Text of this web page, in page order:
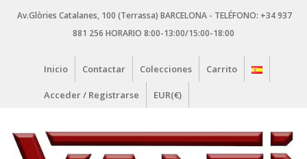
contenido
Av.Glòries Catalanes, 100 (Terrassa) BARCELONA - TELÉFONO: +34 937
881 256 HORARIO 8:00-13:00/15:00-18:00
Inicio Contactar Colecciones Carrito
Acceder / Registrarse EUR(€)